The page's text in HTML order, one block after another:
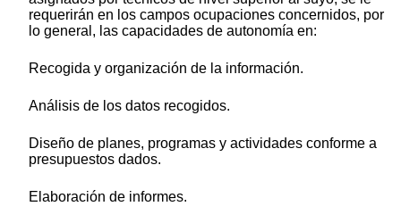
requerirán en los campos ocupaciones concernidos, por
lo general, las capacidades de autonomía en:
Recogida y organización de la información.
Análisis de los datos recogidos.
Diseño de planes, programas y actividades conforme a
presupuestos dados.
Elaboración de informes.